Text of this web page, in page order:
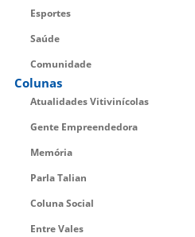
Esportes
Saúde
Comunidade
Colunas
Atualidades Vitivinícolas
Gente Empreendedora
Memória
Parla Talian
Coluna Social
Entre Vales